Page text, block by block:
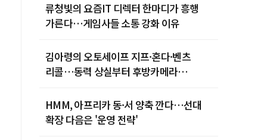
류청빛의 요즘IT 디렉터 한마디가 흥행
가른다…게임사들 소통 강화 이유
김아령의 오토세이프 지프·혼다·벤츠
리콜…동력 상실부터 후방카메라
HMM, 아프리카 동·서 양축 깐다…선대
확장 다음은 '운영 전략'